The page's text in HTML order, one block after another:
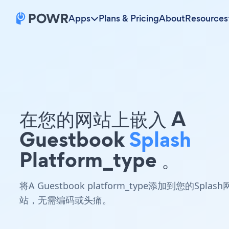
Apps Plans & PricingAboutResources
在您的网站上嵌入 A
GuestbookSplash
Platform_type 。
将A Guestbook platform_type添加到您的Splash
站，无需编码或头痛。